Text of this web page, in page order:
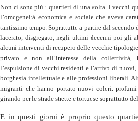
Non ci sono più i quartieri di una volta.I vecchi
l’omogeneità economica e sociale che aveva
tantissimo tempo. Soprattutto a partire dal secondo
lacerato, disgregato, negli ultimi decenni poi gli
alcuni interventi di recupero delle vecchie
privato e non all’interesse della collettività,
l’espulsione di vecchi residenti e l’arrivo di
borghesia intellettuale e alle professioni liberali.
migranti che hanno portato nuovi colori, profumi
girando per le strade strette e tortuose soprattutto
E in questi giorni è proprio questo